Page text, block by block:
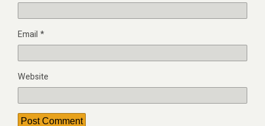
Email *
Website